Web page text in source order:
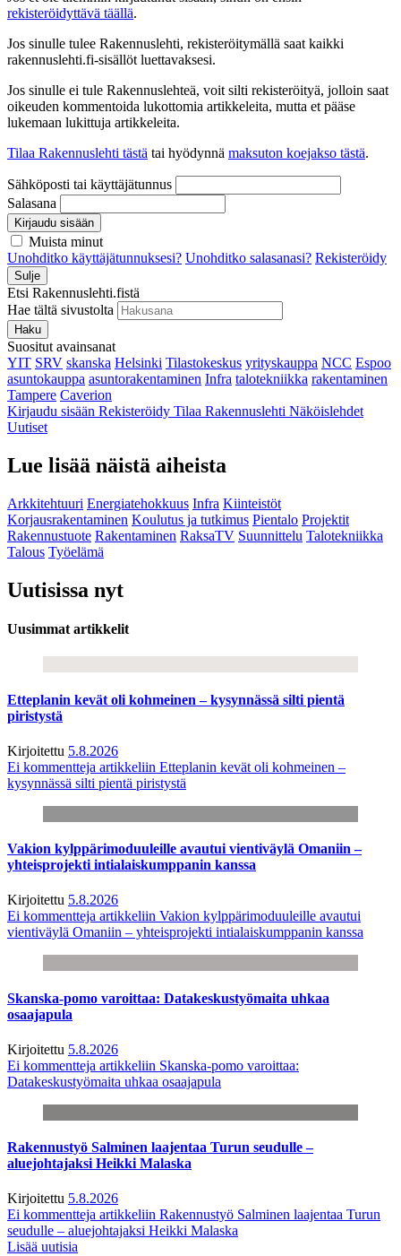
rekisteröidyttävä täällä.
Jos sinulle tulee Rakennuslehti, rekisteröitymällä saat kaikki
rakennuslehti.fi-sisällöt luettavaksesi.
Jos sinulle ei tule Rakennuslehteä, voit silti rekisteröityä, jolloin saat
oikeuden kommentoida lukottomia artikkeleita, mutta et pääse
lukemaan lukittuja artikkeleita.
Tilaa Rakennuslehti tästä tai hyödynnä maksuton koejakso tästä.
Sähköposti tai käyttäjätunnus
Salasana
Kirjaudu sisään
Muista minut
Unohditko käyttäjätunnuksesi? Unohditko salasanasi? Rekisteröidy
Sulje
Etsi Rakennuslehti.fistä
Hae tältä sivustolta
Haku
Suositut avainsanat
YIT SRV skanska Helsinki Tilastokeskus yrityskauppa NCC Espoo
asuntokauppa asuntorakentaminen Infra talotekniikka rakentaminen
Tampere Caverion
Kirjaudu sisään Rekisteröidy Tilaa Rakennuslehti Näköislehdet
Uutiset
Lue lisää näistä aiheista
Arkkitehtuuri Energiatehokkuus Infra Kiinteistöt
Korjausrakentaminen Koulutus ja tutkimus Pientalo Projektit
Rakennustuote Rakentaminen RaksaTV Suunnittelu Talotekniikka
Talous Työelämä
Uutisissa nyt
Uusimmat artikkelit
Etteplanin kevät oli kohmeinen – kysynnässä silti pientä
piristystä
Kirjoitettu 5.8.2026
Ei kommentteja artikkeliin Etteplanin kevät oli kohmeinen –
kysynnässä silti pientä piristystä
Vakion kylppärimoduuleille avautui vientiväylä Omaniin –
yhteisprojekti intialaiskumppanin kanssa
Kirjoitettu 5.8.2026
Ei kommentteja artikkeliin Vakion kylppärimoduuleille avautui
vientiväylä Omaniin – yhteisprojekti intialaiskumppanin kanssa
Skanska-pomo varoittaa: Datakeskustyömaita uhkaa
osaajapula
Kirjoitettu 5.8.2026
Ei kommentteja artikkeliin Skanska-pomo varoittaa:
Datakeskustyömaita uhkaa osaajapula
Rakennustyö Salminen laajentaa Turun seudulle –
aluejohtajaksi Heikki Malaska
Kirjoitettu 5.8.2026
Ei kommentteja artikkeliin Rakennustyö Salminen laajentaa Turun
seudulle – aluejohtajaksi Heikki Malaska
Lisää uutisia